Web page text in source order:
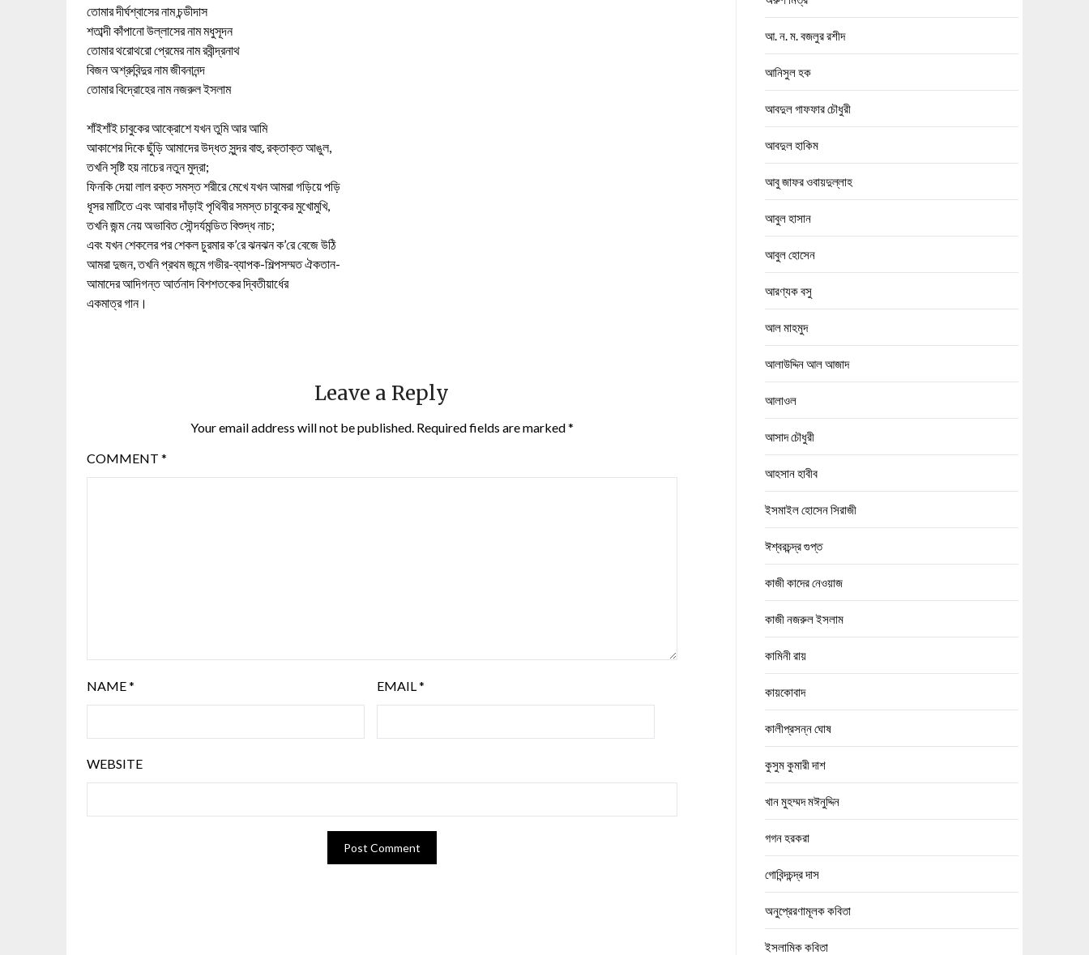
তোমার দীর্ঘশ্বাসের নাম চন্ডীদাস
শতাব্দী কাঁপানো উল্লাসের নাম মধুসূদন
তোমার থরোথরো প্রেমের নাম রবীন্দ্রনাথ
বিজন অশ্রুবিন্দুর নাম জীবনানন্দ
তোমার বিদ্রোহের নাম নজরুল ইসলাম
শাঁইশাঁই চাবুকের আক্রোশে যখন তুমি আর আমি
আকাশের দিকে ছুঁড়ি আমাদের উদ্ধত সুন্দর বাহু, রক্তাক্ত আঙুল,
তখনি সৃষ্টি হয় নাচের নতুন মুদ্রা;
ফিনকি দেয়া লাল রক্ত সমস্ত শরীরে মেখে যখন আমরা গড়িয়ে পড়ি
ধূসর মাটিতে এবং আবার দাঁড়াই পৃথিবীর সমস্ত চাবুকের মুখোমুখি,
তখনি জন্ম নেয় অভাবিত সৌন্দর্যমন্ডিত বিশুদ্ধ নাচ;
এবং যখন শেকলের পর শেকল চুরমার ক’রে ঝনঝন ক’রে বেজে উঠি
আমরা দুজন, তখনি প্রথম জন্মে গভীর-ব্যাপক-শিল্পসম্মত ঐকতান-
আমাদের আদিগন্ত আর্তনাদ বিশশতকের দ্বিতীয়ার্ধের
একমাত্র গান।
Leave a Reply
Your email address will not be published. Required fields are marked*
COMMENT *
NAME* EMAIL*
WEBSITE
আ. ন. ম. বজলুর রশীদ
আনিসুল হক
আবদুল গাফফার চৌধুরী
আবদুল হাকিম
আবু জাফর ওবায়দুল্লাহ
আবুল হাসান
আবুল হোসেন
আরণ্যক বসু
আল মাহমুদ
আলাউদ্দিন আল আজাদ
আলাওল
আসাদ চৌধুরী
আহসান হাবীব
ইসমাইল হোসেন সিরাজী
ঈশ্বরচন্দ্র গুপ্ত
কাজী কাদের নেওয়াজ
কাজী নজরুল ইসলাম
কামিনী রায়
কায়কোবাদ
কালীপ্রসন্ন ঘোষ
কুসুম কুমারী দাশ
খান মুহম্মদ মঈনুদ্দিন
গগন হরকরা
গোবিন্দচন্দ্র দাস
অনুপ্রেরণামূলক কবিতা
ইসলামিক কবিতা